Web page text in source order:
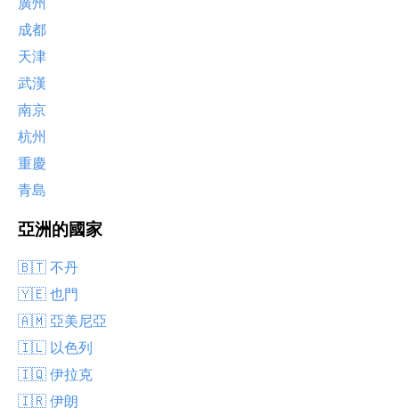
成都
天津
武漢
南京
杭州
重慶
青島
亞洲的國家
🇧🇹 不丹
🇾🇪 也門
🇦🇲 亞美尼亞
🇮🇱 以色列
🇮🇶 伊拉克
🇮🇷 伊朗